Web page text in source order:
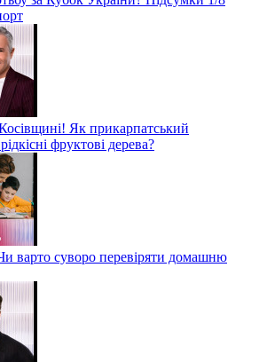
Як прикарпатський
фруктові дерева?
варто суворо перевіряти домашню